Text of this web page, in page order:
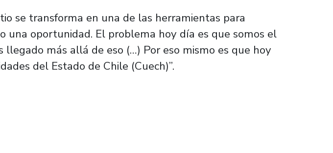
se transforma en una de las herramientas para
una oportunidad. El problema hoy día es que somos el
más allá de eso (…) Por eso mismo es que hoy
del Estado de Chile (Cuech)”.
para desarrollar política integral en torno al litio